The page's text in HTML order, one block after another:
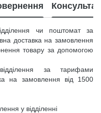
чи поштомат за
доставка на замовлення
товару за допомогою
за тарифами
на замовлення від 1500
у відділенні